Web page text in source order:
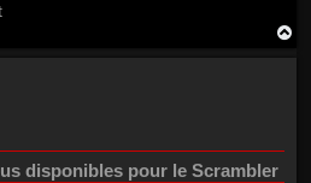
disponibles pour le Scrambler